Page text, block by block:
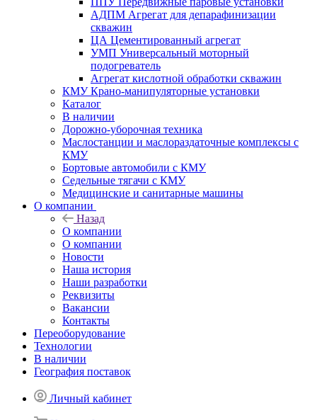
АДПМ Агрегат для депарафинизации
скважин
ЦА Цементированный агрегат
УМП Универсальный моторный
подогреватель
Агрегат кислотной обработки скважин
КМУ Крано-манипуляторные установки
Каталог
В наличии
Дорожно-уборочная техника
Маслостанции и маслораздаточные комплексы с
КМУ
Бортовые автомобили с КМУ
Седельные тягачи с КМУ
Медицинские и санитарные машины
О компании
Назад
О компании
О компании
Новости
Наша история
Наши разработки
Реквизиты
Вакансии
Контакты
Переоборудование
Технологии
В наличии
География поставок
Личный кабинет